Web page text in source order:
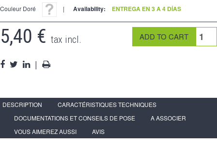
Couleur Doré
| Availability: ENTREGA EN 3 A 4 DÍAS
5,40 € tax incl.
|
DESCRIPTION
CARACTÉRISTIQUES TECHNIQUES
DOCUMENTATIONS ET CONSEILS DE POSE
A ASSOCIER
VOUS AIMEREZ AUSSI
AVIS